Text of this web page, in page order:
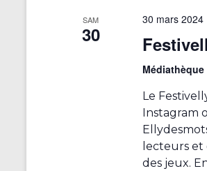
t
SAM
30
30 mars 2024
Le
Instagram
lecteurs et
des jeux.